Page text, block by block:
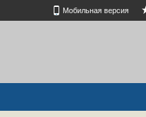
Мобильная версия